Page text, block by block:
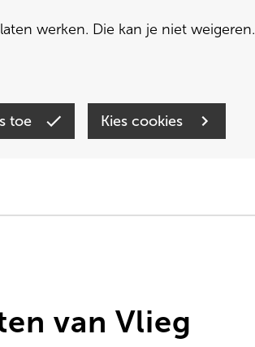
werken. Die kan je niet weigeren.
toe Kies cookies
van Vlieg